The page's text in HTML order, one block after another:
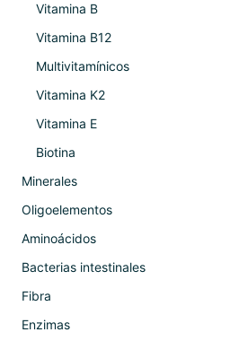
Vitamina B
Vitamina B12
Multivitamínicos
Vitamina K2
Vitamina E
Biotina
Minerales
Oligoelementos
Aminoácidos
Bacterias intestinales
Fibra
Enzimas